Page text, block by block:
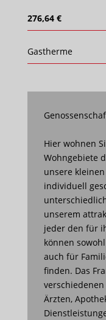
276,64 €
Gastherme
Hier wohnen
Wohngebiete
unsere
individuell
unserem
jeder den für
können
auch für
finden. Das
Ärzten,